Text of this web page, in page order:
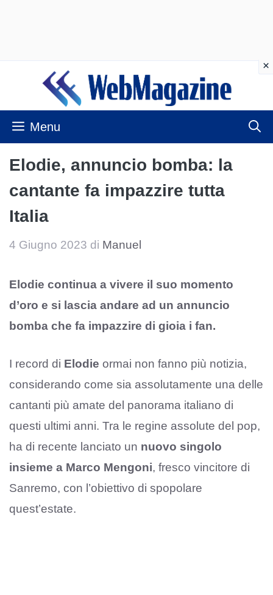
contenuto
Menu
Elodie, annuncio bomba: la
cantante fa impazzire tutta
Italia
4 Giugno 2023 di Manuel
Elodie continua a vivere il suo momento
d’oro e si lascia andare ad un annuncio
bomba che fa impazzire di gioia i fan.
I record di Elodie ormai non fanno più notizia,
considerando come sia assolutamente una delle
cantanti più amate del panorama italiano di
questi ultimi anni. Tra le regine assolute del pop,
ha di recente lanciato un nuovo singolo
insieme a Marco Mengoni, fresco vincitore di
Sanremo, con l’obiettivo di spopolare
quest’estate.